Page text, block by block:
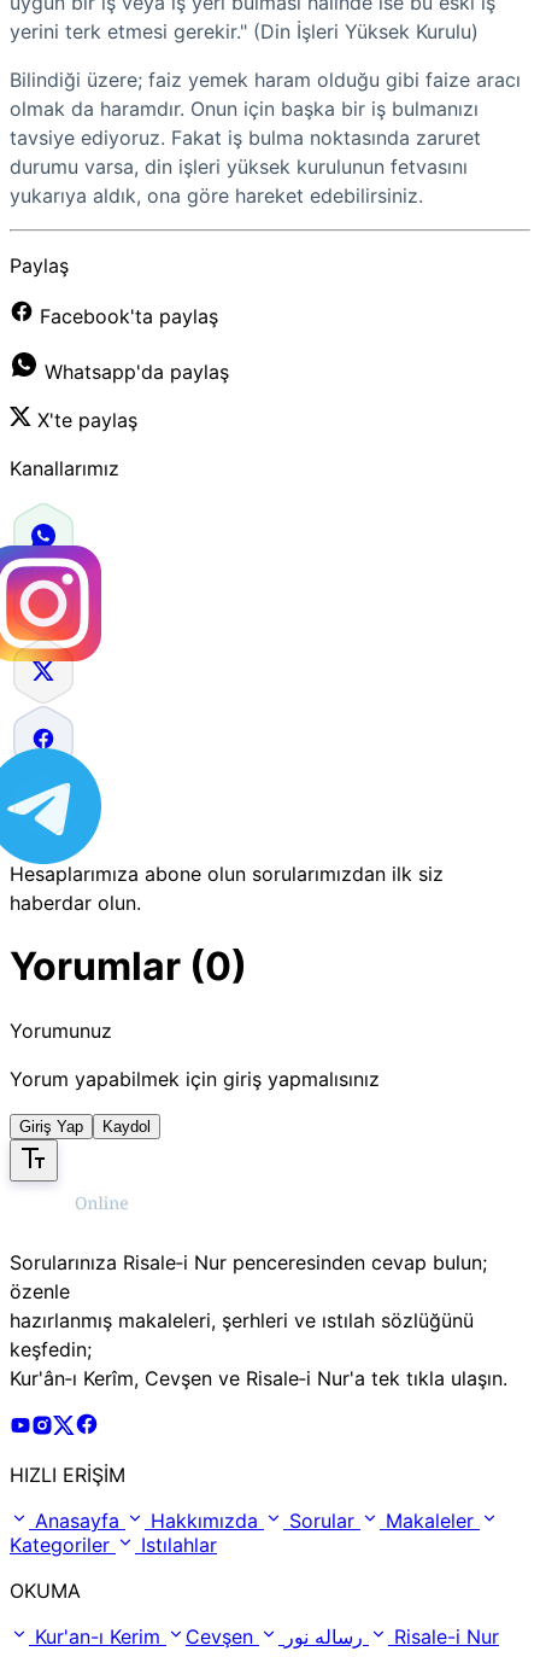
yerini terk etmesi gerekir." (Din İşleri Yüksek Kurulu)
Bilindiği üzere; faiz yemek haram olduğu gibi faize aracı
olmak da haramdır. Onun için başka bir iş bulmanızı
tavsiye ediyoruz. Fakat iş bulma noktasında zaruret
durumu varsa, din işleri yüksek kurulunun fetvasını
yukarıya aldık, ona göre hareket edebilirsiniz.
Paylaş
Facebook'ta paylaş
Whatsapp'da paylaş
X'te paylaş
Kanallarımız
Hesaplarımıza abone olun sorularımızdan ilk siz
haberdar olun.
Yorumlar (0)
Yorumunuz
Yorum yapabilmek için giriş yapmalısınız
Giriş Yap Kaydol
Sorularınıza Risale‑i Nur penceresinden cevap bulun;
özenle
hazırlanmış makaleleri, şerhleri ve ıstılah sözlüğünü
keşfedin;
Kur'ân‑ı Kerîm, Cevşen ve Risale‑i Nur'a tek tıkla ulaşın.
Risale Online Youtube Hesabı
Risale Online Instagram Hesabı
Risale Online X Hesabı
HIZLI ERİŞİM
Anasayfa
Hakkımızda Sorular
Makaleler
Kategoriler
Istılahlar
OKUMA
Kur'an-ı Kerim
Cevşen Risale-i Nur